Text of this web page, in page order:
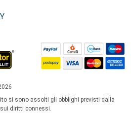
si sono assolti gli obblighi previsti dalla
diritti connessi.